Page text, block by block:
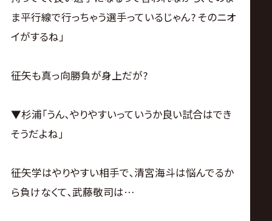
ま平行線で行っちゃう選手っているじゃん? そのニオ
イがするね｣
――征矢も真っ向勝負が身上だが?
▼杉浦｢うん､やりやすいっていうか良い試合はでき
そうだよね｣
――征矢学はやりやすい相手で､清宮海斗は悩んでるか
ら負けなくて､武藤敬司は…